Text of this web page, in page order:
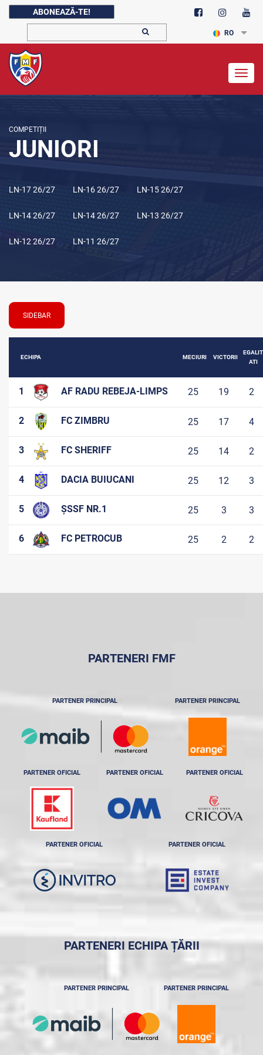
ABONEAZĂ-TE!
RO
COMPETIȚII
JUNIORI
LN-17 26/27 LN-16 26/27 LN-15 26/27
LN-14 26/27 LN-14 26/27 LN-13 26/27
LN-12 26/27 LN-11 26/27
SIDEBAR
ECHIPA MECIURI VICTORII
EGALIT
ATI
1 AF RADU REBEJA-LIMPS 25 19 2
2 FC ZIMBRU 25 17 4
3 FC SHERIFF 25 14 2
4 DACIA BUIUCANI 25 12 3
5 ȘSSF NR.1 25 3 3
6 FC PETROCUB 25 2 2
PARTENERI FMF
PARTENER PRINCIPAL PARTENER PRINCIPAL
PARTENER OFICIAL PARTENER OFICIAL PARTENER OFICIAL
PARTENER OFICIAL PARTENER OFICIAL
PARTENERI ECHIPA ȚĂRII
PARTENER PRINCIPAL PARTENER PRINCIPAL